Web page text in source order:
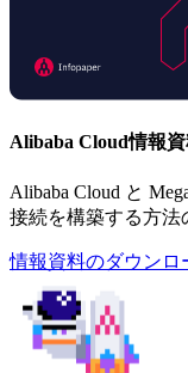
Alibaba Cloud情報
Alibaba Cloud と
接続を構築する方法
情報資料のダウンロ